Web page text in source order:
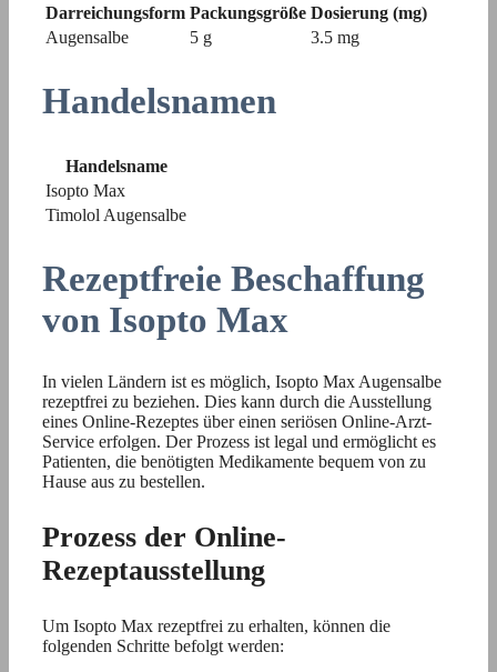
Darreichungsform Packungsgröße Dosierung (mg)
Augensalbe
5 g 3.5 mg
Handelsnamen
Handelsname
Isopto Max
Timolol Augensalbe
Rezeptfreie Beschaffung
von Isopto Max
In vielen Ländern ist es möglich, Isopto Max Augensalbe
rezeptfrei zu beziehen. Dies kann durch die Ausstellung
eines Online-Rezeptes über einen seriösen Online-Arzt-
Service erfolgen. Der Prozess ist legal und ermöglicht es
Patienten, die benötigten Medikamente bequem von zu
Hause aus zu bestellen.
Prozess der Online-
Rezeptausstellung
Um Isopto Max rezeptfrei zu erhalten, können die
folgenden Schritte befolgt werden: